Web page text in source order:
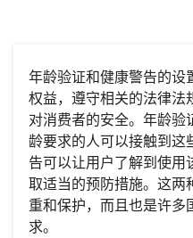
年龄验证和健康警告的设
权益，遵守相关的法律法
对消费者的安全。年龄
龄要求的人可以接触到这
告可以让用户了解到使
取适当的预防措施。这两
重和保护，而且也是许
求。